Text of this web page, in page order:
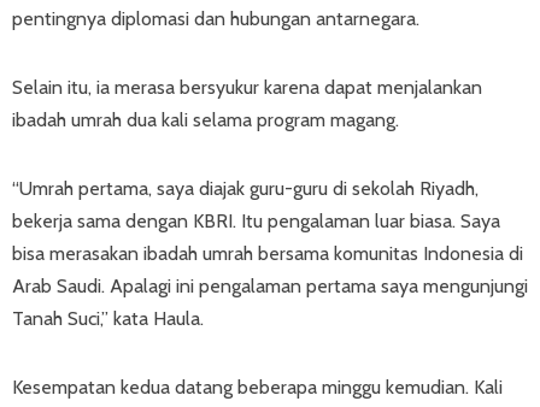
pentingnya diplomasi dan hubungan antarnegara.
Selain itu, ia merasa bersyukur karena dapat menjalankan
ibadah umrah dua kali selama program magang.
“Umrah pertama, saya diajak guru-guru di sekolah Riyadh,
bekerja sama dengan KBRI. Itu pengalaman luar biasa. Saya
bisa merasakan ibadah umrah bersama komunitas Indonesia di
Arab Saudi. Apalagi ini pengalaman pertama saya mengunjungi
Tanah Suci,” kata Haula.
Kesempatan kedua datang beberapa minggu kemudian. Kali